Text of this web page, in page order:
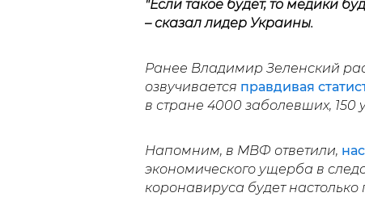
"Если такое будет, то медики
– сказал лидер Украины.
Ранее Владимир Зеленский
озвучивается правдивая
в стране 4000 заболевших,
Напомним, в МВФ ответили,
экономического ущерба в
коронавируса будет